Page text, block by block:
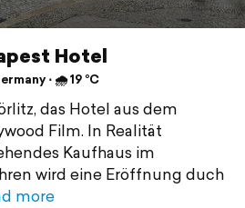
Hotel
⋅ 🌧 19 °C
das Hotel aus dem
Film. In Realität
Kaufhaus im
wird eine Eröffnung duch
more